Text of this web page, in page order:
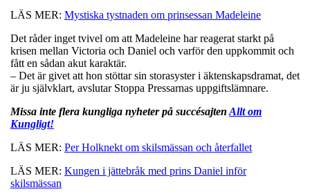
LÄS MER: Mystiska tystnaden om prinsessan Madeleine
Det råder inget tvivel om att Madeleine har reagerat starkt på
krisen mellan Victoria och Daniel och varför den uppkommit och
fått en sådan akut karaktär.
– Det är givet att hon stöttar sin storasyster i äktenskapsdramat, det
är ju självklart, avslutar Stoppa Pressarnas uppgiftslämnare.
Missa inte flera kungliga nyheter på succésajten Allt om
Kungligt!
LÄS MER: Per Holknekt om skilsmässan och återfallet
LÄS MER: Kungen i jättebråk med prins Daniel inför
skilsmässan